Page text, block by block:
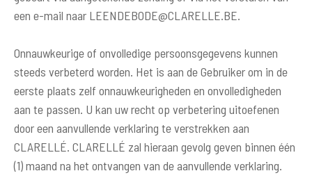
een e-mail naar LEENDEBODE@CLARELLE.BE.
Onnauwkeurige of onvolledige persoonsgegevens kunnen
steeds verbeterd worden. Het is aan de Gebruiker om in de
eerste plaats zelf onnauwkeurigheden en onvolledigheden
aan te passen. U kan uw recht op verbetering uitoefenen
door een aanvullende verklaring te verstrekken aan
CLARELLÉ. CLARELLÉ zal hieraan gevolg geven binnen één
(1) maand na het ontvangen van de aanvullende verklaring.